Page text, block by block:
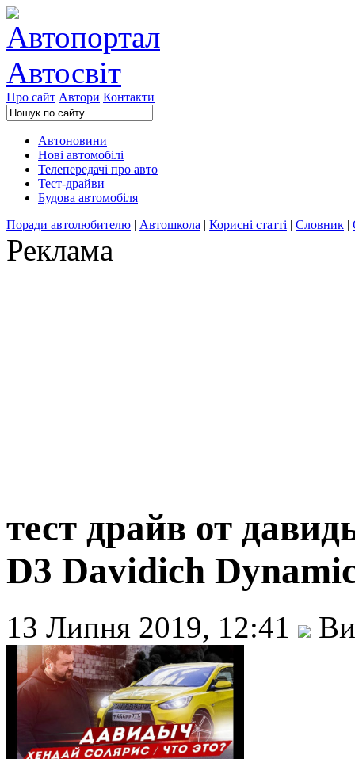
Про сайт Автори Контакти
Автоновини
Нові автомобілі
Телепередачі про авто
Тест-драйви
Будова автомобіля
Поради автолюбителю | Автошкола | Корисні статті | Словник |
Реклама
тест драйв от
D3 Davidich
13 Липня 2019, 12:41